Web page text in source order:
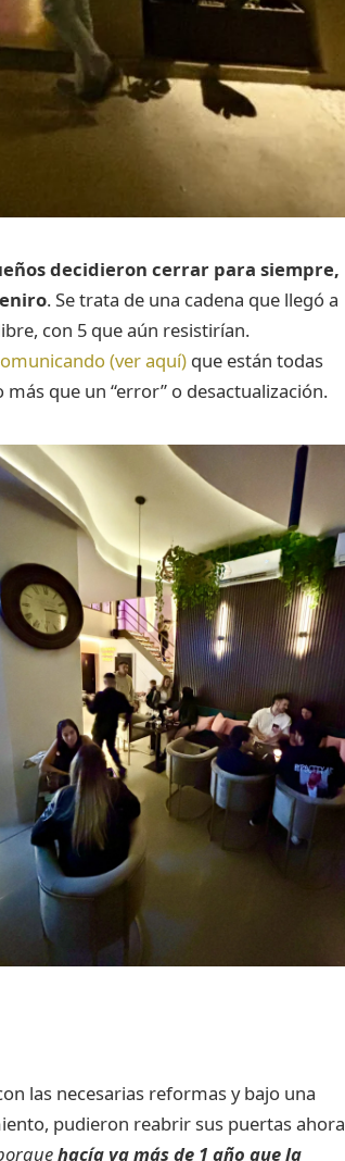
decidieron cerrar para siempre,
. Se trata de una cadena que llegó a
con 5 que aún resistirían.
(ver aquí) que están todas
que un “error” o desactualización.
las necesarias reformas y bajo una
pudieron reabrir sus puertas ahora
hacía ya más de 1 año que la